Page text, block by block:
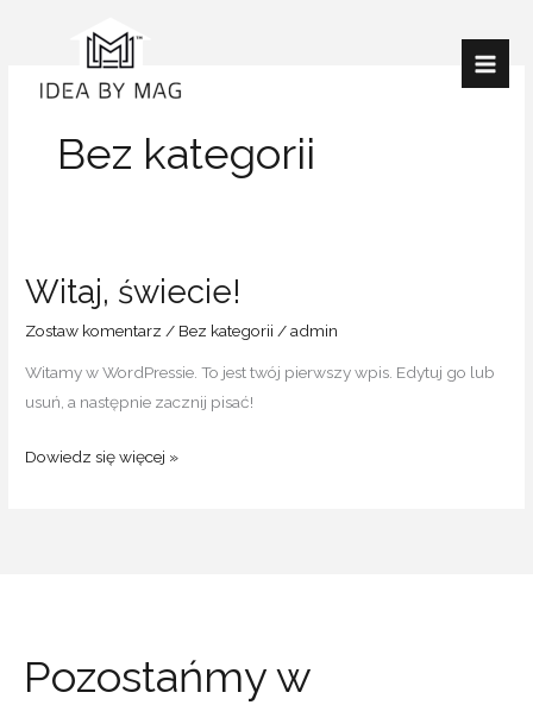
Bez kategorii
Witaj, świecie!
Zostaw komentarz / Bez kategorii /admin
Witamy w WordPressie. To jest twój pierwszy wpis. Edytuj go lub
usuń, a następnie zacznij pisać!
Witaj,
Dowiedz się więcej »
Pozostańmy w